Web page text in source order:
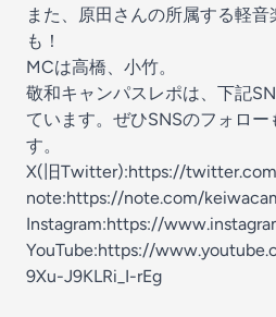
また、原田さんの所属する軽
も！
MCは高橋、小竹。
敬和キャンパスレポは、下記
ています。ぜひSNSのフォロー
す。
X(旧Twitter):https://
note:https://note.com/
Instagram:https://
YouTube:https://
9Xu-J9KLRi_I-rEg